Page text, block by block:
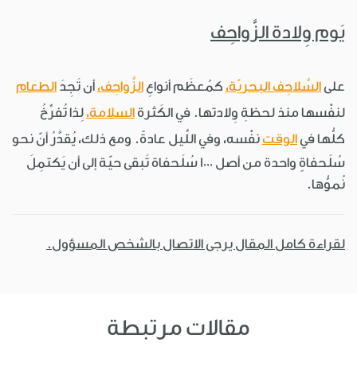
يَوم وِلادة الزَّواحِف
على السَّلاحِف البحريّة، كمُعظَم أنواعِ الزَّواحِف، أن تَجِدَ الطعام
لنفْسها منذ لحظةِ وِلادتها. في الكَثرة السلامة، لِذا تُفرِّخُ
كلُّها في الوقتنفْسه، وفي اللَّيل عادةً. ومع ذلك، يُقدَّرُ أنّ نحو
سُلَحفاةٍ واحدة من أصل 1000 سُلَحفاة تَبقى حيّة إلى أن يَكتمِلَ
نُموُّها.
لقراءة كامل المقال يرجى الاتصال بالشخص المسؤول.
مقالات مرتبطة